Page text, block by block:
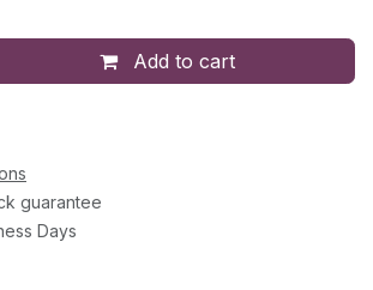
Add to cart
guarantee
Days